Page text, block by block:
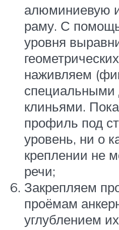
алюминиевую
раму. С
уровня
наживляем
клиньями.
профиль под
уровень, ни о
креплении не
речи;
Закрепляем
проёмам
углублением